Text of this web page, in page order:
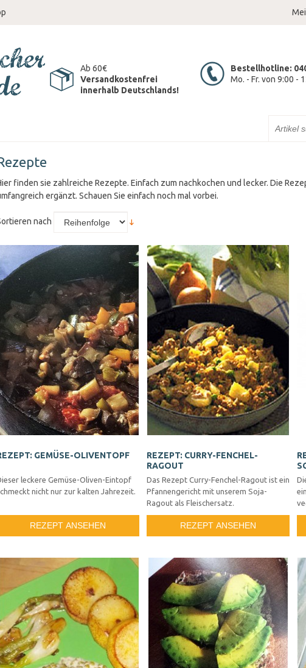
Ab 60€
Versandkostenfrei
innerhalb Deutschlands!
Bestellhotline:
Mo. - Fr. von 9:00 -
finden sie zahlreiche Rezepte. Einfach zum nachkochen und lecker. Die
ergänzt. Schauen Sie einfach noch mal vorbei.
nach
GEMÜSE-OLIVENTOPF
leckere Gemüse-Oliven-Eintopf
nicht nur zur kalten Jahrezeit.
REZEPT ANSEHEN
REZEPT: CURRY-FENCHEL-
RAGOUT
Das Rezept Curry-Fenchel-Ragout ist ein
Pfannengericht mit unserem Soja-
Ragout als Fleischersatz.
REZEPT ANSEHEN